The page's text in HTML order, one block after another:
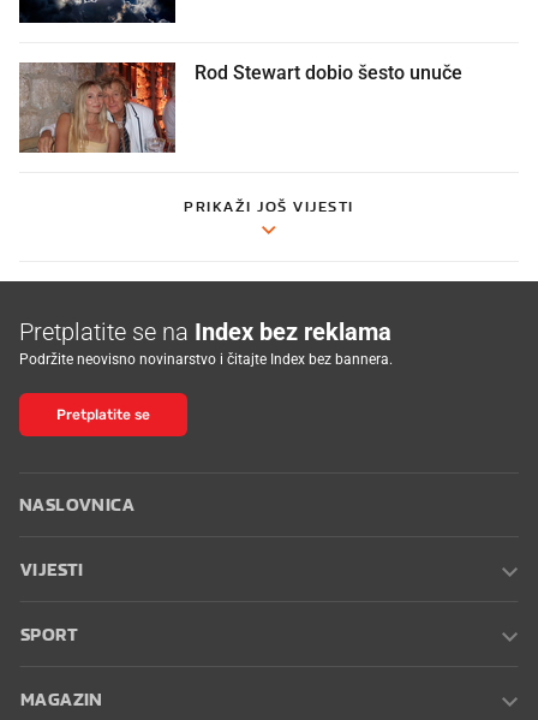
Rod Stewart dobio šesto unuče
PRIKAŽI JOŠ VIJESTI
Pretplatite se na Index bez reklama
Podržite neovisno novinarstvo i čitajte Index bez bannera.
Pretplatite se
NASLOVNICA
VIJESTI
SPORT
MAGAZIN